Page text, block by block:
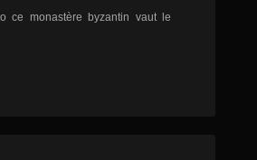
ce monastère byzantin vaut le